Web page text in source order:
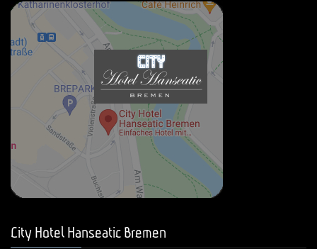
City Hotel Hanseatic Bremen